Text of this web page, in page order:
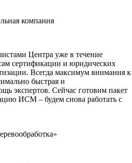
компания
Центра уже в течение
сертификации и юридических
Всегда максимум внимания к
быстрая и
экспертов. Сейчас готовим пакет
ИСМ – будем снова работать с